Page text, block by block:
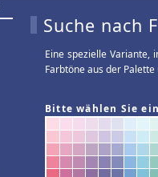
Suche nach
Eine spezielle Variante,
Farbtöne aus der
Bitte wählen Sie